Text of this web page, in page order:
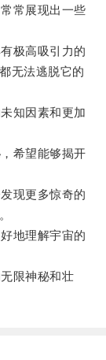
常展现出一些
极高吸引力的
无法逃脱它的
知因素和更加
希望能够揭开
现更多惊奇的
地理解宇宙的
限神秘和壮